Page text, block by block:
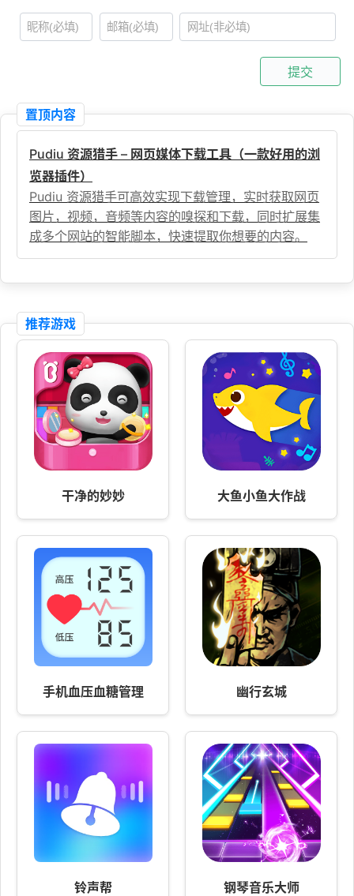
提交
置顶内容
Pudiu 资源猎手 – 网页媒体下载工具（一款好用的浏
览器插件）
Pudiu 资源猎手可高效实现下载管理，实时获取网页
图片，视频，音频等内容的嗅探和下载，同时扩展集
成多个网站的智能脚本，快速提取你想要的内容。
推荐游戏
干净的妙妙 大鱼小鱼大作战
手机血压血糖管理 幽行玄城
铃声帮 钢琴音乐大师